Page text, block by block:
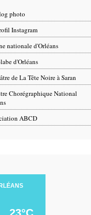
photo
Instagram
nationale d'Orléans
d'Orléans
de La Tête Noire à Saran
Chorégraphique National
ABCD